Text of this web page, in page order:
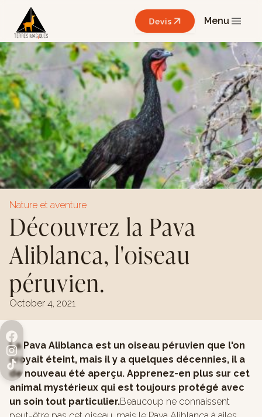
Devis Menu
Nature et aventure
Découvrez la Pava
Aliblanca, l'oiseau
péruvien.
October 4, 2021
La Pava Aliblanca est un oiseau péruvien que l'on
croyait éteint, mais il y a quelques décennies, il a
de nouveau été aperçu. Apprenez-en plus sur cet
animal mystérieux qui est toujours protégé avec
un soin tout particulier.Beaucoup ne connaissent